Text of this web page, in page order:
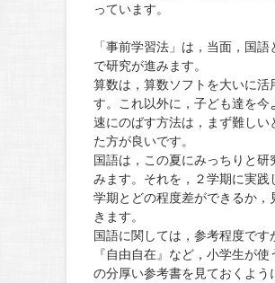
っています。
「事前学習法」は，当面，国語
で研究が進みます。
算数は，算数ソフトを大いに活
す。これ以外に，子ども達を今
速にのばす方法は，まず難しい
た方が良いです。
国語は，この夏にみっちりと研
みます。それを，２学期に実践
学期とどの程度差ができるか，
きます。
国語に関しては，参考程度です
『自由自在』など，小学生が使
の分厚い参考書を見ておくよう